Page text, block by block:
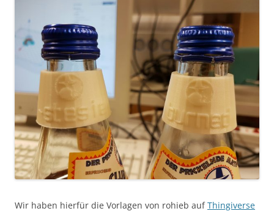
Wir haben hierfür die Vorlagen von rohieb aufThingiverse